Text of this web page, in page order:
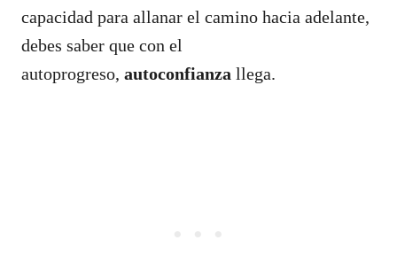
capacidad para allanar el camino hacia adelante,
debes saber que con el
autoprogreso, autoconfianza llega.